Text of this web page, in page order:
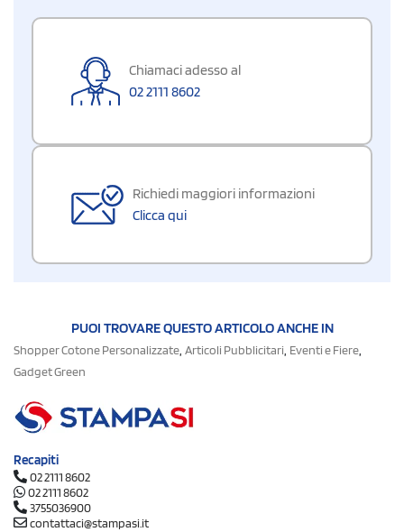
Chiamaci adesso al
02 2111 8602
Richiedi maggiori informazioni
Clicca qui
PUOI TROVARE QUESTO ARTICOLO ANCHE IN
Shopper Cotone Personalizzate, Articoli Pubblicitari, Eventi e Fiere,
Gadget Green
Recapiti
02 2111 8602
02 2111 8602
3755036900
contattaci@stampasi.it